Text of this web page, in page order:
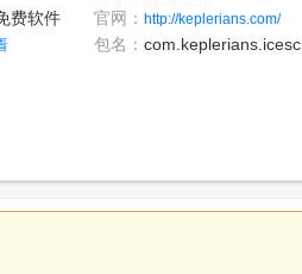
费软件 官网： http://keplerians.com/
包名：